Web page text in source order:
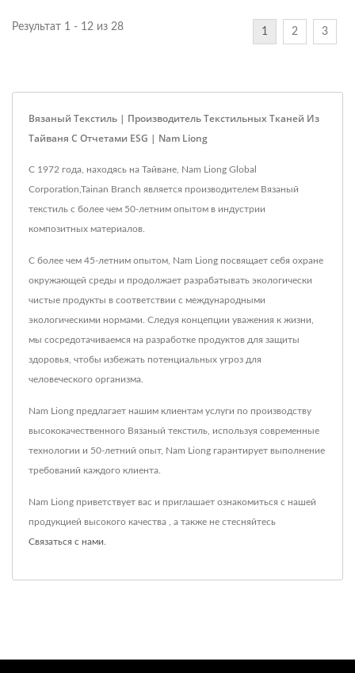
Результат 1 - 12 из 28 1 2 3
Вязаный Текстиль | Производитель Текстильных Тканей Из
Тайваня С Отчетами ESG | Nam Liong
С 1972 года, находясь на Тайване, Nam Liong Global
Corporation,Tainan Branch является производителем Вязаный
текстиль с более чем 50-летним опытом в индустрии
композитных материалов.
С более чем 45-летним опытом, Nam Liong посвящает себя охране
окружающей среды и продолжает разрабатывать экологически
чистые продукты в соответствии с международными
экологическими нормами. Следуя концепции уважения к жизни,
мы сосредотачиваемся на разработке продуктов для защиты
здоровья, чтобы избежать потенциальных угроз для
человеческого организма.
Nam Liong предлагает нашим клиентам услуги по производству
высококачественного Вязаный текстиль, используя современные
технологии и 50-летний опыт, Nam Liong гарантирует выполнение
требований каждого клиента.
Nam Liong приветствует вас и приглашает ознакомиться с нашей
продукцией высокого качества , а также не стесняйтесь
Связаться с нами